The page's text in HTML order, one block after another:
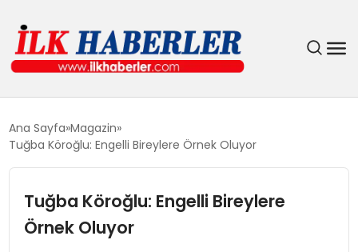
EKONOMI
Ana Sayfa Magazin
Tuğba Köroğlu: Engelli Bireylere Örnek Oluyor
Tuğba Köroğlu: Engelli Bireylere
Örnek Oluyor